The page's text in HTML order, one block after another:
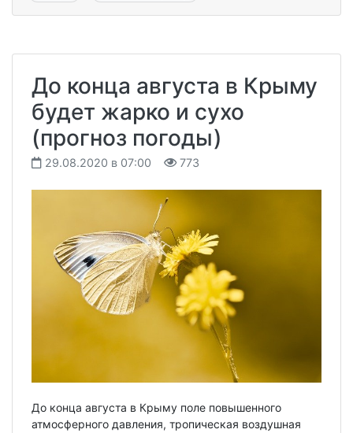
До конца августа в Крыму
будет жарко и сухо
(прогноз погоды)
29.08.2020 в 07:00 773
До конца августа в Крыму поле повышенного
атмосферного давления, тропическая воздушная